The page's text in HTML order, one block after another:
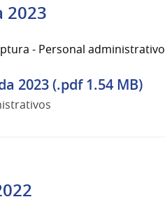
2023
- Personal administrativo
2023 (.pdf 1.54 MB)